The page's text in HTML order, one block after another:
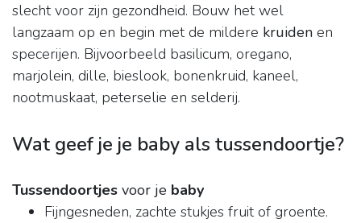
slecht voor zijn gezondheid. Bouw het wel
langzaam op en begin met de mildere kruiden en
specerijen. Bijvoorbeeld basilicum, oregano,
marjolein, dille, bieslook, bonenkruid, kaneel,
nootmuskaat, peterselie en selderij.
Wat geef je je baby als tussendoortje?
Tussendoortjes voor je baby
Fijngesneden, zachte stukjes fruit of groente.